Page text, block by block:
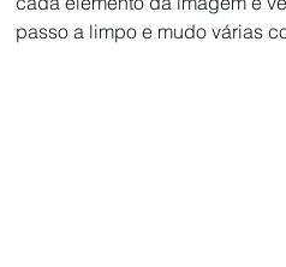
passo a limpo e mudo várias